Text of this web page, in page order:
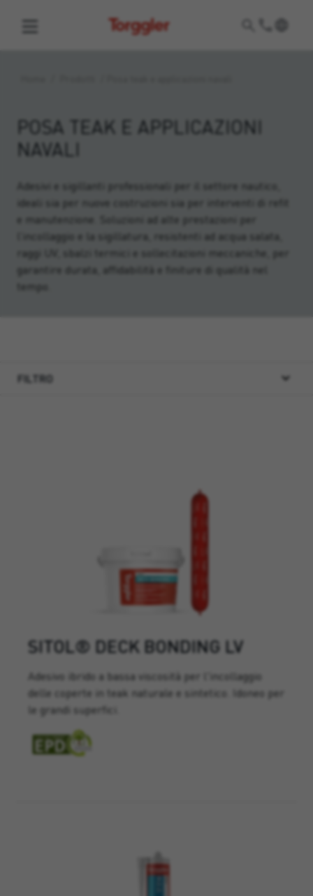
Torggler
POSA TEAK E APPLICAZIONI
NAVALI
Adesivi e sigillanti professionali per il settore nautico,
ideali sia per nuove costruzioni sia per interventi di refit
e manutenzione. Soluzioni ad alte prestazioni per
l’incollaggio e la sigillatura, resistenti ad acqua salata,
raggi UV, sbalzi termici e sollecitazioni meccaniche, per
garantire durata, affidabilità e finiture di qualità nel
tempo.
FILTRO
SITOL® DECK BONDING LV
Adesivo ibrido a bassa viscosità per l'incollaggio
delle coperte in teak naturale e sintetico. Idoneo per
le grandi superfici.